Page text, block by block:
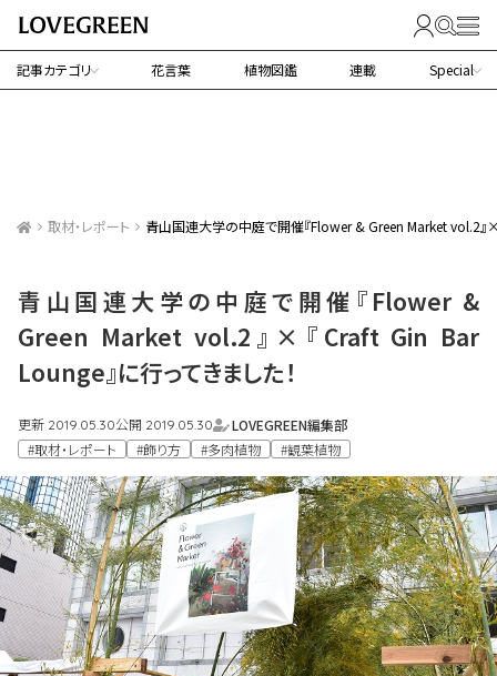
記事カテゴリ 花言葉 植物図鑑 連載 Special
取材・レポート 青山国連大学の中庭で開催『Flower & Green Market vol.2』×
青山国連大学の中庭で開催『Flower &
Green Market vol.2』×『Craft Gin Bar
Lounge』に行ってきました！
更新 2019.05.30公開 2019.05.30
LOVEGREEN編集部
#取材・レポート
#飾り方 #多肉植物 #観葉植物